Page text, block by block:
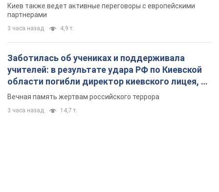
Киев также ведет активные переговоры с европейскими
партнерами
3 часа назад 4,9 т.
Заботилась об учениках и поддерживала
учителей: в результате удара РФ по Киевской
области погибли директор киевского лицея, её
муж и внук
Вечная память жертвам российского террора
3 часа назад 14,7 т.